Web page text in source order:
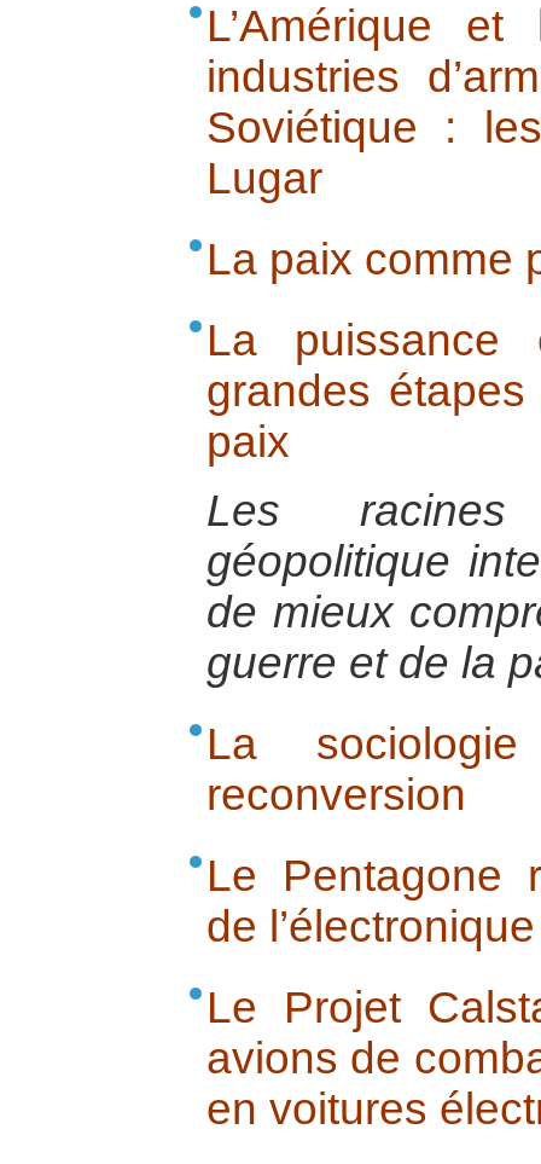
L’Amérique
industries
Soviétique :
Lugar
La paix comme
La puissance
grandes
paix
Les racines
géopolitique
de mieux
guerre et de la
La
reconversion
Le Pentagone
de l’électronique
Le Projet
avions de
en voitures